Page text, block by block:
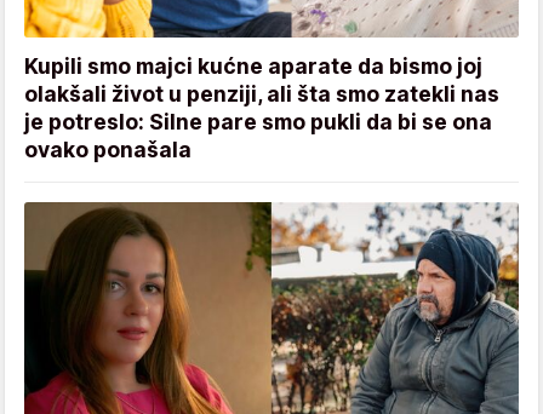
Kupili smo majci kućne aparate da bismo joj
olakšali život u penziji, ali šta smo zatekli nas
je potreslo: Silne pare smo pukli da bi se ona
ovako ponašala